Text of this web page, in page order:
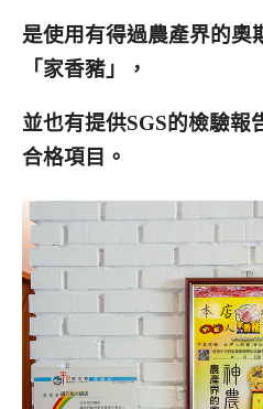
是使用有得過農產界的奧
「家香豬」，
並也有提供SGS的檢驗報
合格項目。